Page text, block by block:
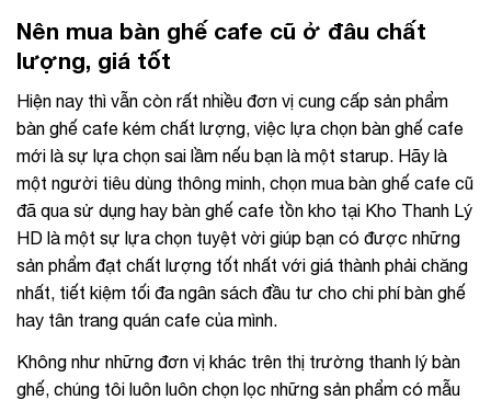
Nên mua bàn ghế cafe cũ ở đâu chất
lượng, giá tốt
Hiện nay thì vẫn còn rất nhiều đơn vị cung cấp sản phẩm
bàn ghế cafe kém chất lượng, việc lựa chọn bàn ghế cafe
mới là sự lựa chọn sai lầm nếu bạn là một starup. Hãy là
một người tiêu dùng thông minh, chọn mua bàn ghế cafe cũ
đã qua sử dụng hay bàn ghế cafe tồn kho tại Kho Thanh Lý
HD là một sự lựa chọn tuyệt vời giúp bạn có được những
sản phẩm đạt chất lượng tốt nhất với giá thành phải chăng
nhất, tiết kiệm tối đa ngân sách đầu tư cho chi phí bàn ghế
hay tân trang quán cafe của mình.
Không như những đơn vị khác trên thị trường thanh lý bàn
ghế, chúng tôi luôn luôn chọn lọc những sản phẩm có mẫu